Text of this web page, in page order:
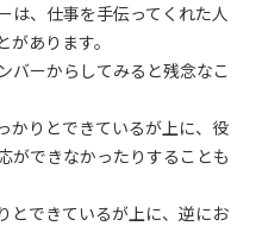
は、仕事を手伝ってくれた人
あります。
バーからしてみると残念なこ
かりとできているが上に、役
ができなかったりすることも
とできているが上に、逆にお